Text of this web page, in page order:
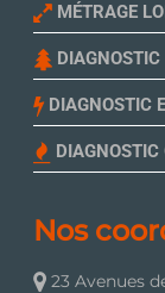
MÉTRAGE
DIAGNOSTIC
DIAGNOSTIC
Nos
23 Avenues